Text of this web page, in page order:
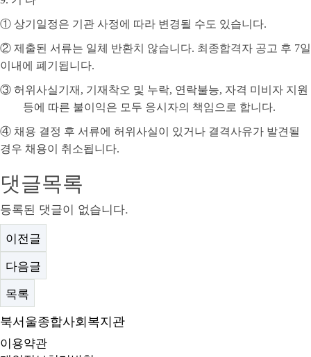
① 상기일정은 기관 사정에 따라 변경될 수도 있습니다.
② 제출된 서류는 일체 반환치 않습니다. 최종합격자 공고 후 7일
이내에 폐기됩니다.
③ 허위사실기재 , 기재착오 및 누락, 연락불능, 자격 미비자 지원
등에 따른 불이익은 모두 응시자의 책임으로 합니다.
④ 채용 결정 후 서류에 허위사실이 있거나 결격사유가 발견될
경우 채용이 취소됩니다.
댓글목록
등록된 댓글이 없습니다.
이전글
다음글
목록
북서울종합사회복지관
이용약관